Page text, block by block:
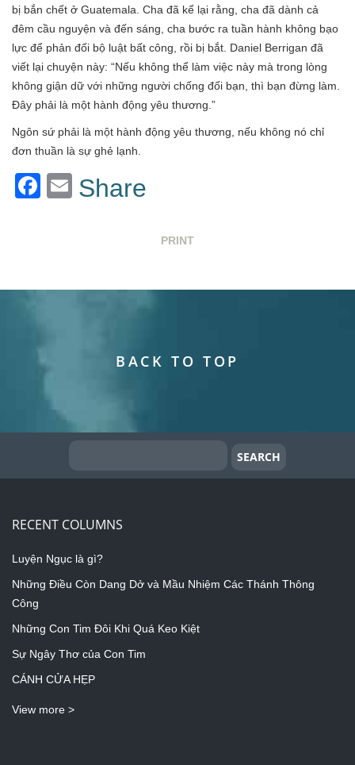
bị bắn chết ở Guatemala. Cha đã kể lại rằng, cha đã dành cả
đêm cầu nguyện và đến sáng, cha bước ra tuần hành không bạo
lực để phản đối bộ luật bất công, rồi bị bắt. Daniel Berrigan đã
viết lại chuyện này: “Nếu không thể làm việc này mà trong lòng
không giận dữ với những người chống đối bạn, thì bạn đừng làm.
Đây phải là một hành động yêu thương.”
Ngôn sứ phải là một hành động yêu thương, nếu không nó chỉ
đơn thuần là sự ghẻ lạnh.
Facebook
Email
Share
PRINT
BACK TO TOP
RECENT COLUMNS
Luyện Ngục là gì?
Những Điều Còn Dang Dở và Mầu Nhiệm Các Thánh Thông
Công
Những Con Tim Đôi Khi Quá Keo Kiệt
Sự Ngây Thơ của Con Tim
CÁNH CỬA HẸP
View more >